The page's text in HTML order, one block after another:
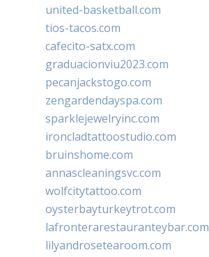
united-basketball.com
tios-tacos.com
cafecito-satx.com
graduacionviu2023.com
pecanjackstogo.com
zengardendayspa.com
sparklejewelryinc.com
ironcladtattoostudio.com
bruinshome.com
annascleaningsvc.com
wolfcitytattoo.com
oysterbayturkeytrot.com
lafronterarestauranteybar.com
lilyandrosetearoom.com